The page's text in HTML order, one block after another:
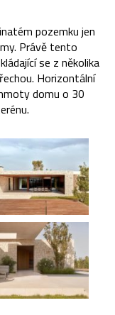
pozemku jen
Právě tento
se z několika
Horizontální
domu o 30